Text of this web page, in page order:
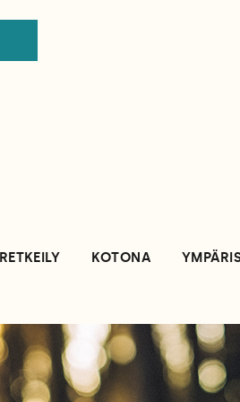
RETKEILY KOTONA